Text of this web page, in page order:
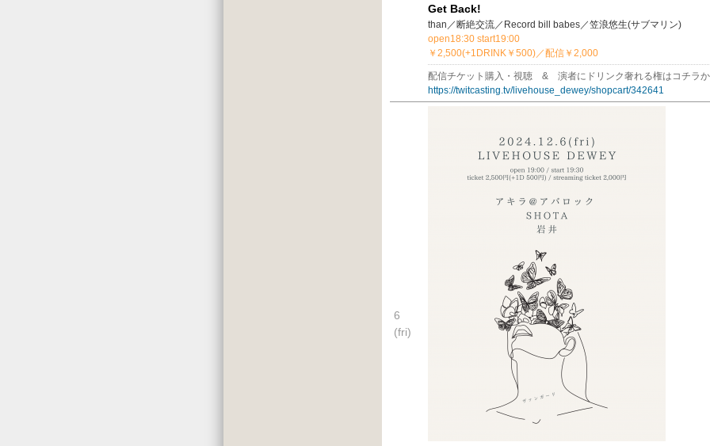
Get Back!
than／断絶交流／Record bill babes／笠浪悠生(サブマリン)
open18:30 start19:00
￥2,500(+1DRINK￥500)／配信￥2,000
配信チケット購入・視聴 & 演者にドリンク奢れる権はコチラ
https://twitcasting.tv/livehouse_dewey/shopcart/342641
6
(fri)